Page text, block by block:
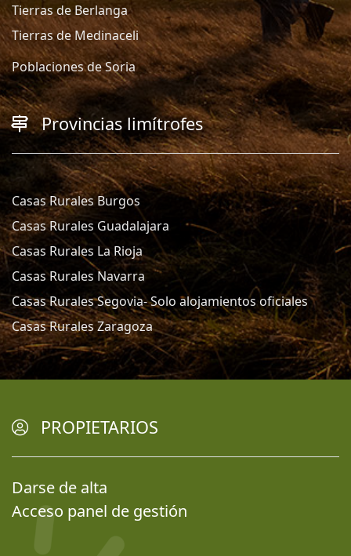
Tierras de Berlanga
Tierras de Medinaceli
Poblaciones de Soria
Provincias limítrofes
Casas Rurales Burgos
Casas Rurales Guadalajara
Casas Rurales La Rioja
Casas Rurales Navarra
Casas Rurales Segovia- Solo alojamientos oficiales
Casas Rurales Zaragoza
PROPIETARIOS
Darse de alta
Acceso panel de gestión